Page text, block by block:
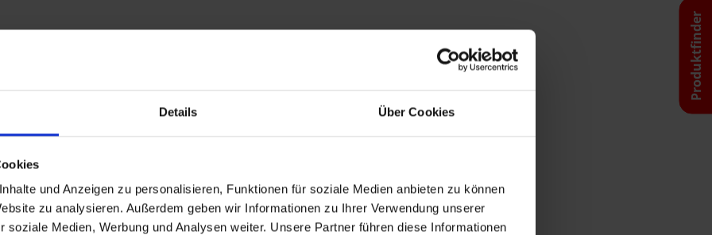
Details Über Cookies
und Anzeigen zu personalisieren, Funktionen für soziale Medien anbieten zu können
zu analysieren. Außerdem geben wir Informationen zu Ihrer Verwendung unserer
soziale Medien, Werbung und Analysen weiter. Unsere Partner führen diese Informationen
deckende Flächen
ohne Kappe
Produktfinder